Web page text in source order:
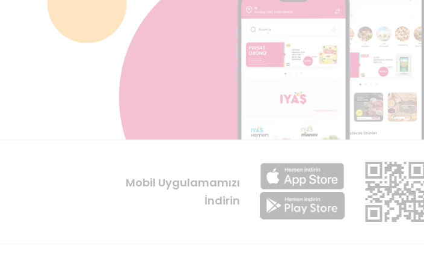
Mobil Uygulamamızı
İndirin